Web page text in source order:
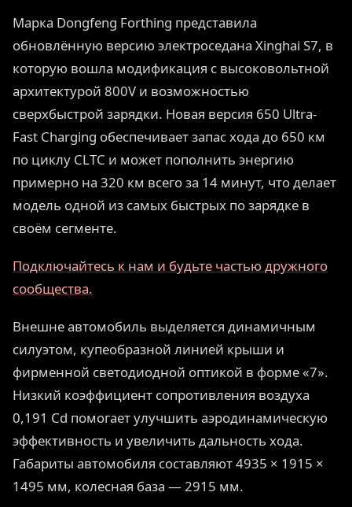
Марка Dongfeng Forthing представила
обновлённую версию электроседана Xinghai S7, в
которую вошла модификация с высоковольтной
архитектурой 800V и возможностью
сверхбыстрой зарядки. Новая версия 650 Ultra-
Fast Charging обеспечивает запас хода до 650 км
по циклу CLTC и может пополнить энергию
примерно на 320 км всего за 14 минут, что делает
модель одной из самых быстрых по зарядке в
своём сегменте.
Подключайтесь к нам и будьте частью дружного
сообщества.
Внешне автомобиль выделяется динамичным
силуэтом, купеобразной линией крыши и
фирменной светодиодной оптикой в форме «7».
Низкий коэффициент сопротивления воздуха
0,191 Cd помогает улучшить аэродинамическую
эффективность и увеличить дальность хода.
Габариты автомобиля составляют 4935 × 1915 ×
1495 мм, колесная база — 2915 мм.